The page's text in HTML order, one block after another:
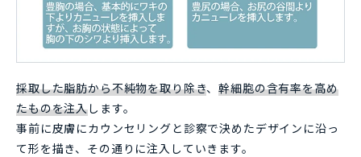
採取した脂肪から不純物を取り除き、幹細胞の含有率を高め
たものを注入します。
事前に皮膚にカウンセリングと診察で決めたデザインに沿っ
て形を描き、その通りに注入していきます。